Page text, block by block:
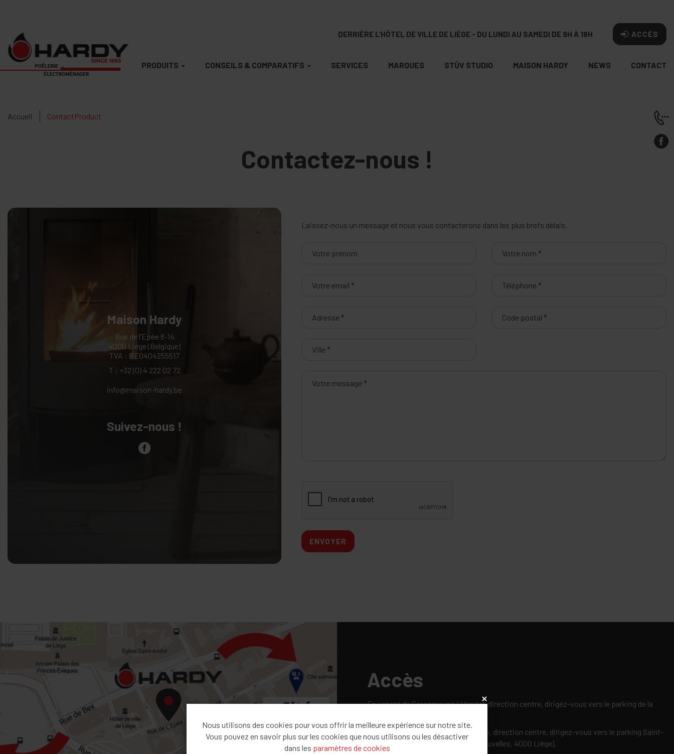
DERRIÈRE L’HÔTEL DE VILLE DE LIÈGE - DU LUNDI AU SAMEDI DE 9H À 18H ACCÈS
PRODUITS CONSEILS & COMPARATIFS SERVICES MARQUES STÛV STUDIO MAISON HARDY NEWS CONTACT
Accueil ContactProduct
Contactez-nous !
Maison Hardy
Rue de l’Epée 8-14
4000 Liège (Belgique)
TVA : BE0404255517
T : +32 (0) 4 222 02 72
info@maison-hardy.be
Suivez-nous !
Laissez-nous un message et nous vous contacterons dans les plus brefs délais.
ENVOYER
Accès
En venant de Coronmeuse / Herstal, direction centre, dirigez-vous vers le parking de la
En venant de l'A602, sortie Burenville, direction centre, dirigez-vous vers le parking Saint-
Lambert (entrée du parking rue de Bruxelles, 4000 Liège).
x
Nous utilisons des cookies pour vous offrir la meilleure expérience sur notre site.
Vous pouvez en savoir plus sur les cookies que nous utilisons ou les désactiver
dans les paramètres de cookies